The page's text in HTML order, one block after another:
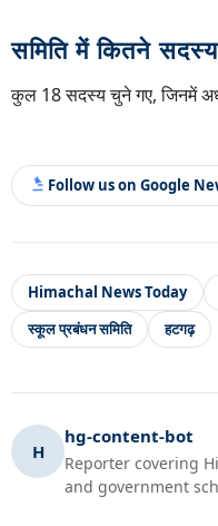
समिति में कितने
कुल 18 सदस्य चुने गए, जिनमें
Follow us on Google
Himachal News Today
स्कूल प्रबंधन समिति
हटगढ़
H
hg-content-bot
Reporter covering
and government